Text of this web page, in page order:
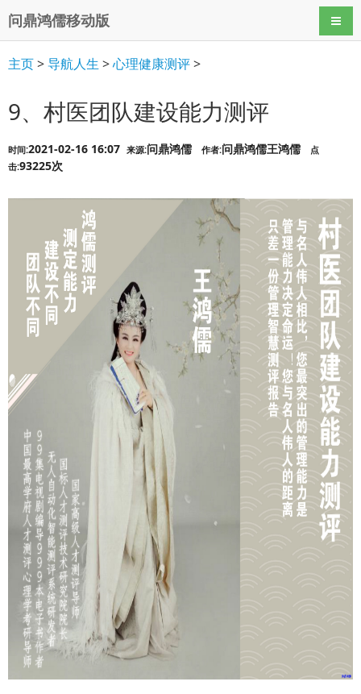
问鼎鸿儒移动版 导航
主页>导航人生 >心理健康测评>
9、村医团队建设能力测评
时间:2021-02-16 16:07 来源:问鼎鸿儒 作者:问鼎鸿儒王鸿儒
点
击:93225次